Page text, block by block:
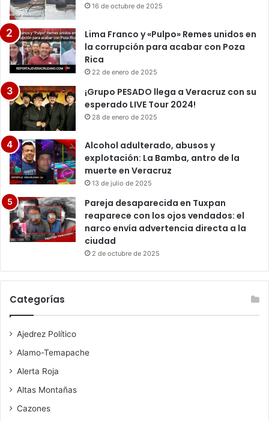
16 de octubre de 2025
Lima Franco y «Pulpo» Remes unidos en
la corrupción para acabar con Poza
Rica
22 de enero de 2025
¡Grupo PESADO llega a Veracruz con su
esperado LIVE Tour 2024!
28 de enero de 2025
Alcohol adulterado, abusos y
explotación: La Bamba, antro de la
muerte en Veracruz
13 de julio de 2025
Pareja desaparecida en Tuxpan
reaparece con los ojos vendados: el
narco envía advertencia directa a la
ciudad
2 de octubre de 2025
Categorías
Ajedrez Político
Alamo-Temapache
Alerta Roja
Altas Montañas
Cazones